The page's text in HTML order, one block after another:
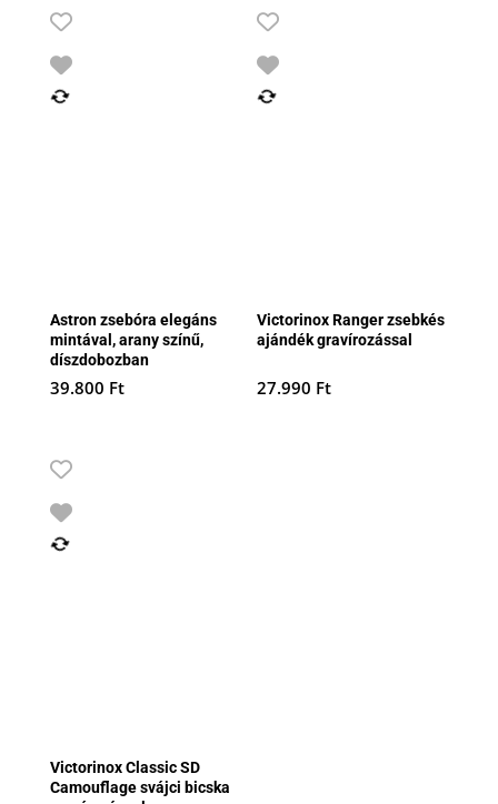
Astron zsebóra elegáns
mintával, arany színű,
díszdobozban
39.800 Ft
Victorinox Ranger zsebkés
ajándék gravírozással
27.990 Ft
Victorinox Classic SD
Camouflage svájci bicska